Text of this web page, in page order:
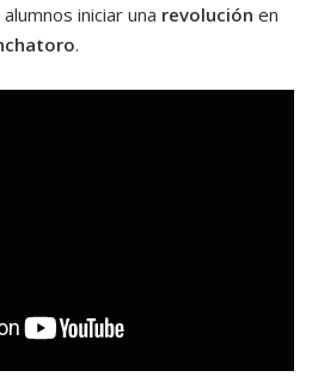
iniciar una revolución en
.